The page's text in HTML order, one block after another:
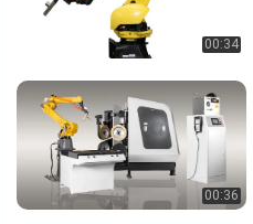
00:34
00:36